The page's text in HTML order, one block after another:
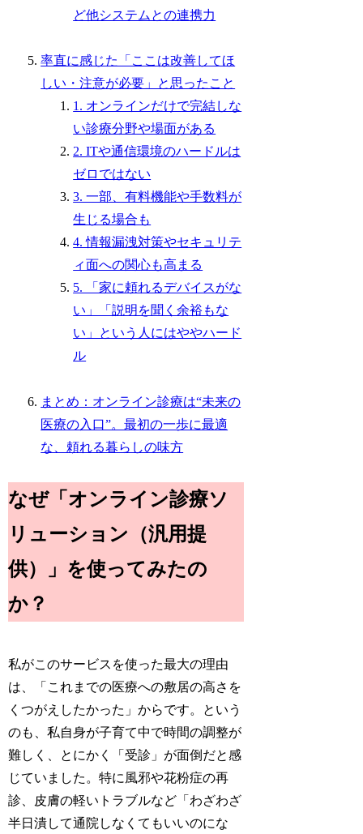
ど他システムとの連携力
率直に感じた「ここは改善してほ
しい・注意が必要」と思ったこと
1. オンラインだけで完結しな
い診療分野や場面がある
2. ITや通信環境のハードルは
ゼロではない
3. 一部、有料機能や手数料が
生じる場合も
4. 情報漏洩対策やセキュリテ
ィ面への関心も高まる
5. 「家に頼れるデバイスがな
い」「説明を聞く余裕もな
い」という人にはややハード
ル
まとめ：オンライン診療は“未来の
医療の入口”。最初の一歩に最適
な、頼れる暮らしの味方
なぜ「オンライン診療ソ
リューション（汎用提
供）」を使ってみたの
か？
私がこのサービスを使った最大の理由
は、「これまでの医療への敷居の高さを
くつがえしたかった」からです。という
のも、私自身が子育て中で時間の調整が
難しく、とにかく「受診」が面倒だと感
じていました。特に風邪や花粉症の再
診、皮膚の軽いトラブルなど「わざわざ
半日潰して通院しなくてもいいのにな